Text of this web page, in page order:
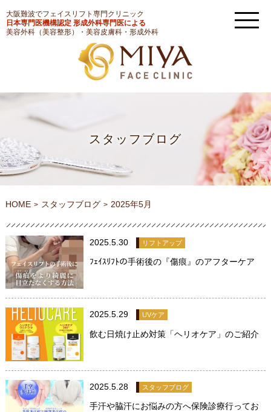
大阪難波でフェイスリフト専門クリニック
日本専門医機構認定 形成外科専門医による
美容外科（美容整形）・美容皮膚科・形成外科
スタッフブログ
HOME スタッフブログ 2025年5月
2025.5.30 リフトアップ
ﾌｪｲｽﾘﾌﾄの手術後の『傷痕』のアフターケア
2025.5.29 UVケア
飲む日焼け止め対策「ヘリオケア」のご紹介
2025.5.28 スタッフブログ
手汗や脇汗にお悩みの方へ保険診療行ってお